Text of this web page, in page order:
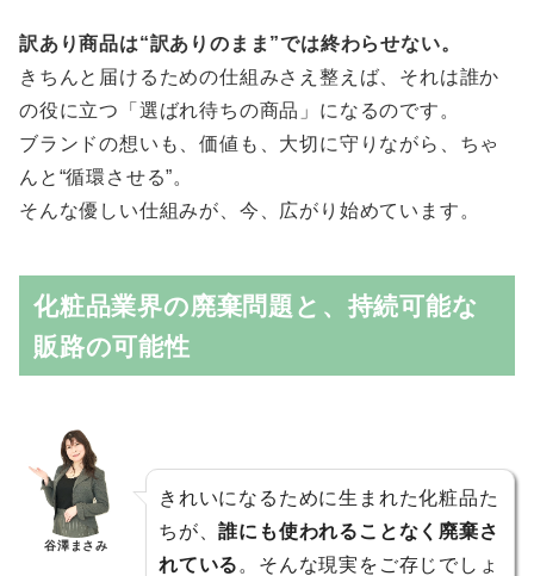
訳あり商品は“訳ありのまま”では終わらせない。
きちんと届けるための仕組みさえ整えば、それは誰か
の役に立つ「選ばれ待ちの商品」になるのです。
ブランドの想いも、価値も、大切に守りながら、ちゃ
んと“循環させる”。
そんな優しい仕組みが、今、広がり始めています。
化粧品業界の廃棄問題と、持続可能な
販路の可能性
谷澤まさみ
きれいになるために生まれた化粧品た
ちが、誰にも使われることなく廃棄さ
れている 。そんな現実をご存じでしょ